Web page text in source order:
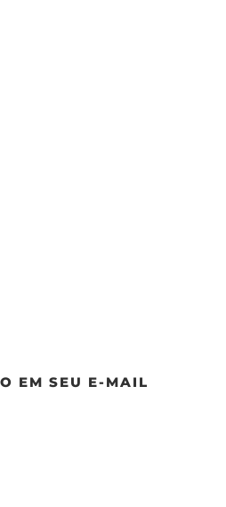
EM SEU E-MAIL